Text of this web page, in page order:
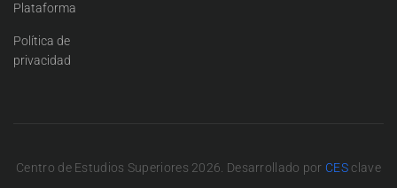
Plataforma
Política de
privacidad
Centro de Estudios Superiores 2026. Desarrollado por CES clave